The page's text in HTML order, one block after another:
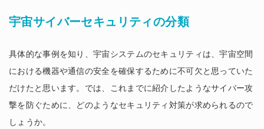
宇宙サイバーセキュリティの分類
具体的な事例を知り、宇宙システムのセキュリティは、宇宙空間
における機器や通信の安全を確保するために不可欠と思っていた
だけたと思います。では、これまでに紹介したようなサイバー攻
撃を防ぐために、どのようなセキュリティ対策が求められるので
しょうか。